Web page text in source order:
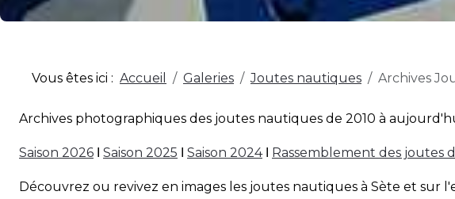
Vous êtes ici : Accueil Galeries Joutes nautiques Archives
Archives photographiques des joutes nautiques de 2010 à
Saison 2026 Saison 2025 Saison 2024Ι Rassemblement des joutes
Découvrez ou revivez en images les joutes nautiques à Sète et